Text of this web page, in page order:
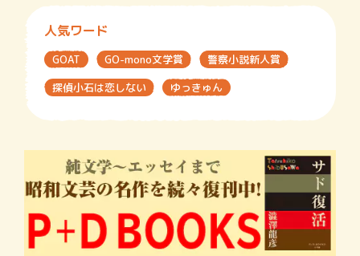
人気ワード
GOAT GO-mono文学賞
警察小説新人賞
探偵小石は恋しない
ゆっきゅん